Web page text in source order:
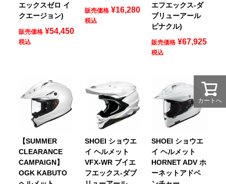
エックスゼロ イ
クエージョン)
販売価格 ¥54,450
税込
販売価格 ¥16,280
税込
エフエックス-ダ
ブリューアール
ピナクル)
販売価格 ¥67,925
税込
【SUMMER
CLEARANCE
CAMPAIGN】
OGK KABUTO
SHOEI ショウエ
イ ヘルメット
VFX-WR ブイエ
フエックス-ダブ
SHOEI ショウエ
イ ヘルメット
HORNET ADV ホ
ーネットアドベ
カートへ